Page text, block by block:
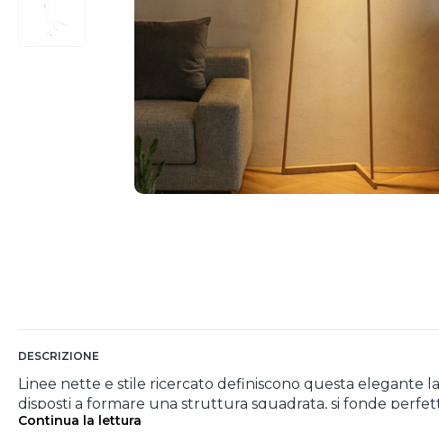
DESCRIZIONE
Linee nette e stile ricercato definiscono questa elegante
disposti a formare una struttura squadrata, si fonde
anche a lampada spenta, diventando parte integrante
Continua la lettura